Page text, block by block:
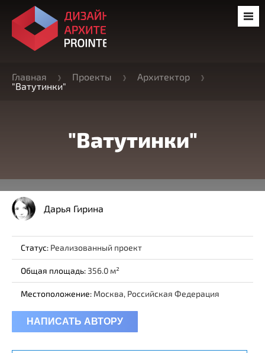
Главная Проекты
Архитектор
"Ватутинки"
"Ватутинки"
Дарья Гирина
Статус: Реализованный проект
Общая площадь: 356.0
Местоположение: Москва, Российская Федерация
НАПИСАТЬ АВТОРУ